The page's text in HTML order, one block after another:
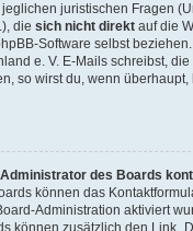
juristischen Fragen
die sich nicht direkt auf die
Software selbst
e. V. E-Mails schreibst, die
so wirst du, wenn
des Boards
können das
Administration aktiviert
können zusätzlich den Link